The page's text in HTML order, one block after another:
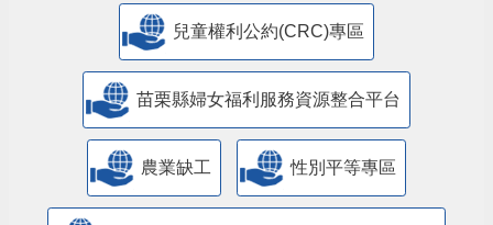
兒童權利公約(CRC)專區
苗栗縣婦女福利服務資源整合平台
農業缺工 性別平等專區